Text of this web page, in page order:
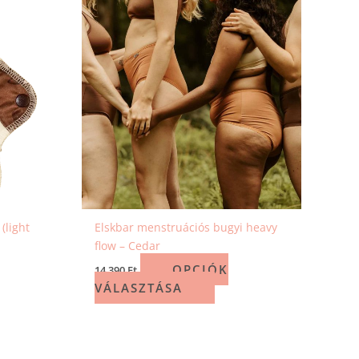
(light
Elskbar menstruációs bugyi heavy
flow – Cedar
14 390Ft
OPCIÓK
VÁLASZTÁSA